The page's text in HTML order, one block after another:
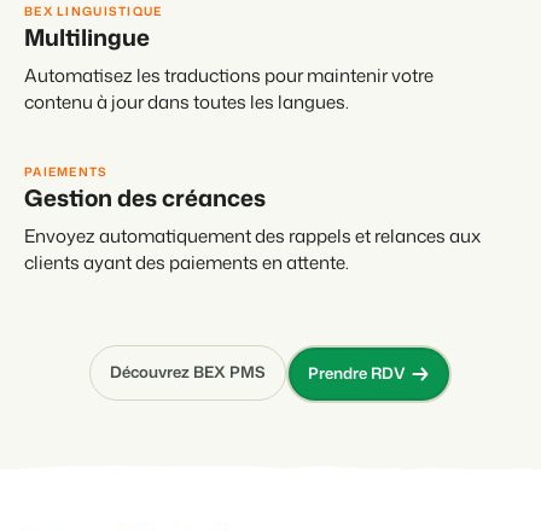
BEX LINGUISTIQUE
Multilingue
Automatisez les traductions pour maintenir votre
contenu à jour dans toutes les langues.
PAIEMENTS
Gestion des créances
Envoyez automatiquement des rappels et relances aux
clients ayant des paiements en attente.
Prendre RDV
Découvrez BEX PMS